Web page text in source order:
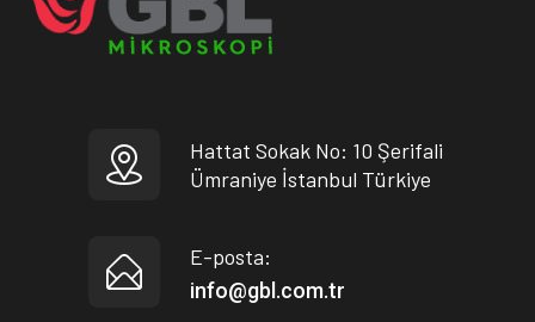
Hattat Sokak No: 10 Şerifali
Ümraniye İstanbul Türkiye
E-posta:
info@gbl.com.tr